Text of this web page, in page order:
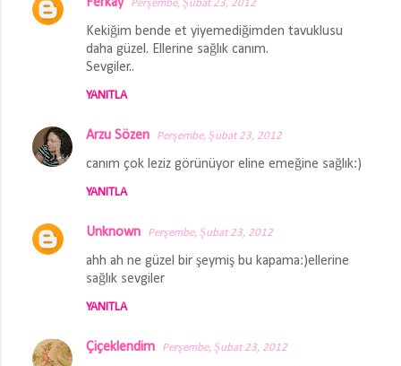
Ferkay Perşembe, Şubat 23, 2012
Kekiğim bende et yiyemediğimden tavuklusu
daha güzel. Ellerine sağlık canım.
Sevgiler..
YANITLA
Arzu Sözen Perşembe, Şubat 23, 2012
canım çok leziz görünüyor eline emeğine sağlık:)
YANITLA
Unknown Perşembe, Şubat 23, 2012
ahh ah ne güzel bir şeymiş bu kapama:)ellerine
sağlık sevgiler
YANITLA
Çiçeklendim Perşembe, Şubat 23, 2012